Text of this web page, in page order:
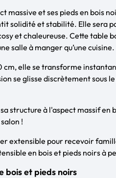
massive et ses pieds en bois
solidité et stabilité. Elle sera
et chaleureuse. Cette table
salle à manger qu’une cuisine.
cm, elle se transforme
se glisse discrètement sous
structure à l'aspect massif en
!
extensible pour recevoir
en bois et pieds noirs à
bois et pieds noirs